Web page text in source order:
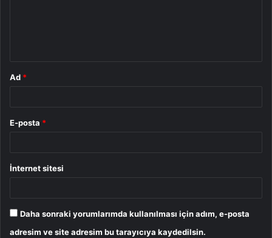
Ad *
E-posta *
İnternet sitesi
Daha sonraki yorumlarımda kullanılması için adım, e-posta
adresim ve site adresim bu tarayıcıya kaydedilsin.